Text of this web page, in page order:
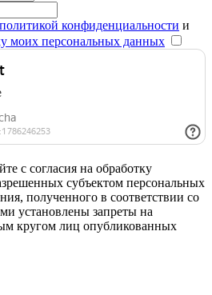
политикой конфиденциальности и
моих персональных данных
с согласия на обработку
субъектом персональных
полученного в соответствии со
установлены запреты на
кругом лиц опубликованных